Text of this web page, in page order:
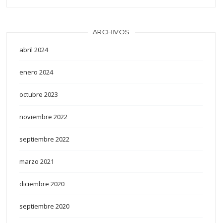
ARCHIVOS
abril 2024
enero 2024
octubre 2023
noviembre 2022
septiembre 2022
marzo 2021
diciembre 2020
septiembre 2020